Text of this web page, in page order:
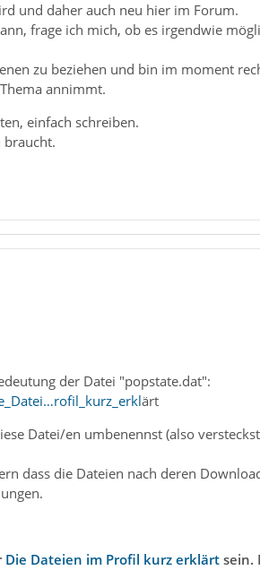
und daher auch neu hier im Forum.
frage ich mich, ob es irgendwie
zu beziehen und bin im moment
annimmt.
einfach schreiben.
braucht.
der Datei "popstate.dat":
ärt
Datei/en umbenennst (also
dass die Dateien nach deren
Die Dateien im Profil kurz erklärtsein.